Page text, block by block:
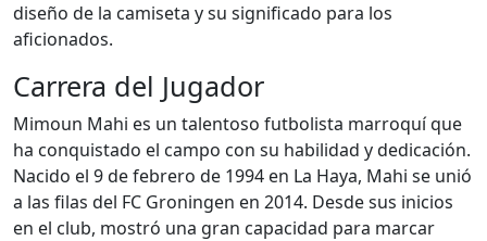
diseño de la camiseta y su significado para los
aficionados.
Carrera del Jugador
Mimoun Mahi es un talentoso futbolista marroquí que
ha conquistado el campo con su habilidad y dedicación.
Nacido el 9 de febrero de 1994 en La Haya, Mahi se unió
a las filas del FC Groningen en 2014. Desde sus inicios
en el club, mostró una gran capacidad para marcar